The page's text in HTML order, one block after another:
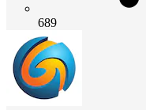
689